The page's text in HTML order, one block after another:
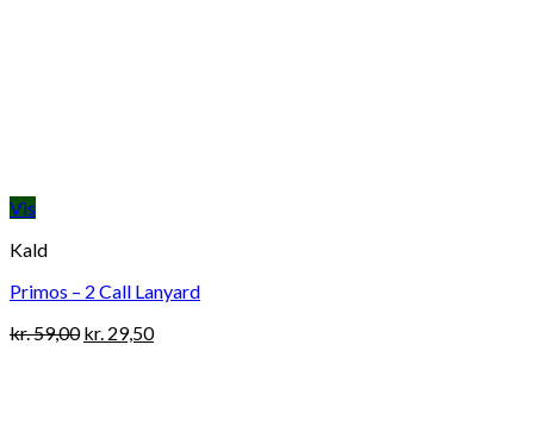
Vis
Kald
Primos – 2 Call Lanyard
kr.59,00 Original
kr. 29,50Current